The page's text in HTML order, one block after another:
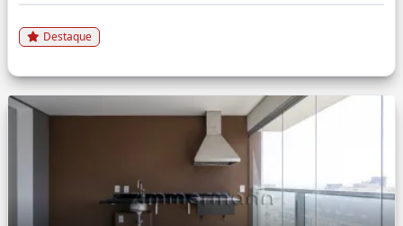
Destaque